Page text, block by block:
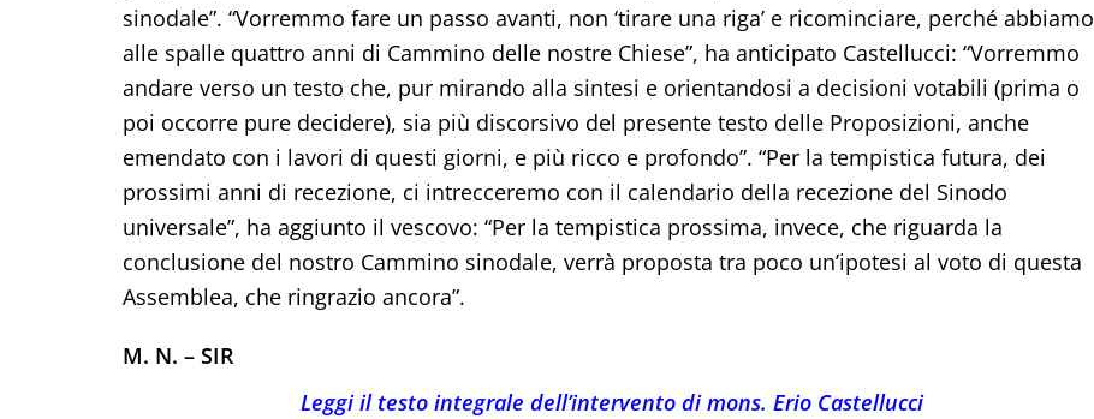
sinodale”. “Vorremmo fare un passo avanti, non ‘tirare una riga’ e ricominciare, perché abbiamo
alle spalle quattro anni di Cammino delle nostre Chiese”, ha anticipato Castellucci: “Vorremmo
andare verso un testo che, pur mirando alla sintesi e orientandosi a decisioni votabili (prima o
poi occorre pure decidere), sia più discorsivo del presente testo delle Proposizioni, anche
emendato con i lavori di questi giorni, e più ricco e profondo”. “Per la tempistica futura, dei
prossimi anni di recezione, ci intrecceremo con il calendario della recezione del Sinodo
universale”, ha aggiunto il vescovo: “Per la tempistica prossima, invece, che riguarda la
conclusione del nostro Cammino sinodale, verrà proposta tra poco un’ipotesi al voto di questa
Assemblea, che ringrazio ancora”.
M. N. – SIR
Leggi il testo integrale dell’intervento di mons. Erio Castellucci